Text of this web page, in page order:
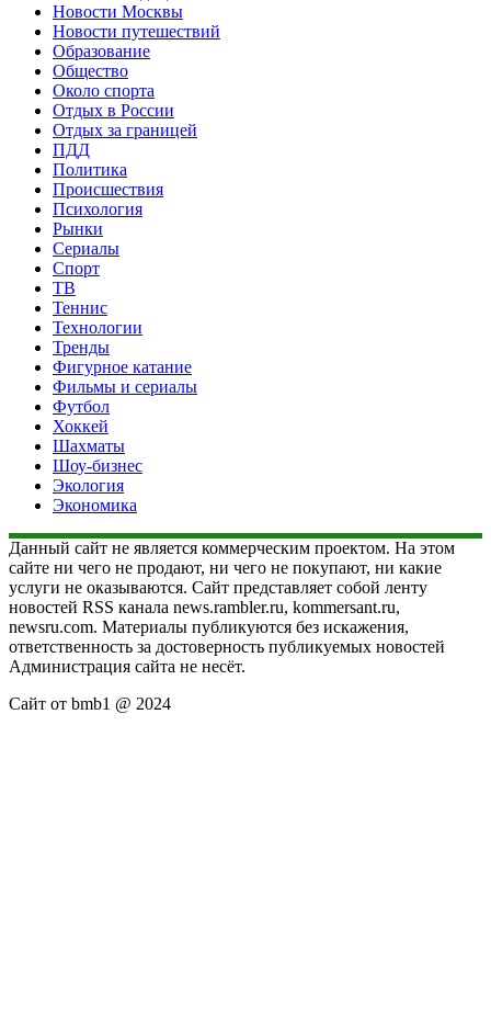
Новости Москвы
Новости путешествий
Образование
Общество
Около спорта
Отдых в России
Отдых за границей
ПДД
Политика
Происшествия
Психология
Рынки
Сериалы
Спорт
ТВ
Теннис
Технологии
Тренды
Фигурное катание
Фильмы и сериалы
Футбол
Хоккей
Шахматы
Шоу-бизнес
Экология
Экономика
Данный сайт не является коммерческим проектом. На этом
сайте ни чего не продают, ни чего не покупают, ни какие
услуги не оказываются. Сайт представляет собой ленту
новостей RSS канала news.rambler.ru, kommersant.ru,
newsru.com. Материалы публикуются без искажения,
ответственность за достоверность публикуемых новостей
Администрация сайта не несёт.
Сайт от bmb1 @ 2024